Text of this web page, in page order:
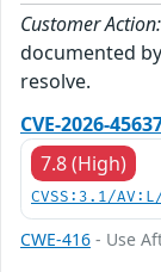
Customer Action:
documented
resolve.
CVE-2026-
7.8 (High)
CVSS:3.1/
CWE-416 - Use